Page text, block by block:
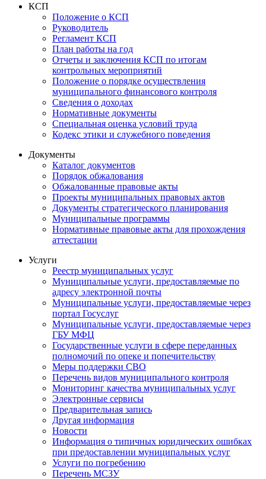
КСП
Положение о КСП
Руководитель
Регламент КСП
План работы на год
Отчеты и заключения КСП по итогам
контрольных мероприятий
Положение о порядке осуществления
муниципального финансового контроля
Сведения о доходах
Нормативные документы
Специальная оценка условий труда
Кодекс этики и служебного поведения
Документы
Каталог документов
Порядок обжалования
Обжалованные правовые акты
Проекты муниципальных правовых актов
Документы стратегического планирования
Муниципальные программы
Нормативные правовые акты для прохождения
аттестации
Услуги
Реестр муниципальных услуг
Муниципальные услуги, предоставляемые по
адресу электронной почты
Муниципальные услуги, предоставляемые через
портал Госуслуг
Муниципальные услуги, предоставляемые через
ГБУ МФЦ
Государственные услуги в сфере переданных
полномочий по опеке и попечительству
Меры поддержки СВО
Перечень видов муниципального контроля
Мониторинг качества муниципальных услуг
Электронные сервисы
Предварительная запись
Другая информация
Новости
Информация о типичных юридических ошибках
при предоставлении муниципальных услуг
Услуги по погребению
Перечень МСЗУ